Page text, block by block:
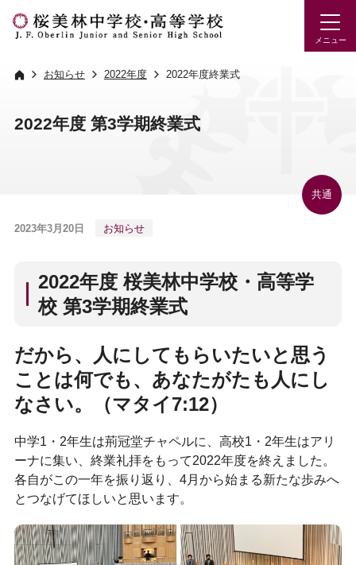
お知らせ 2022年度 2022年度終業式
2022年度 第3学期終業式
2023年3月20日 お知らせ
共通
2022年度 桜美林中学校・高等学
校 第3学期終業式
だから、人にしてもらいたいと思う
ことは何でも、あなたがたも人にし
なさい。（マタイ7:12）
中学1・2年生は荊冠堂チャペルに、高校1・2年生はアリ
ーナに集い、終業礼拝をもって2022年度を終えました。
各自がこの一年を振り返り、4月から始まる新たな歩みへ
とつなげてほしいと思います。